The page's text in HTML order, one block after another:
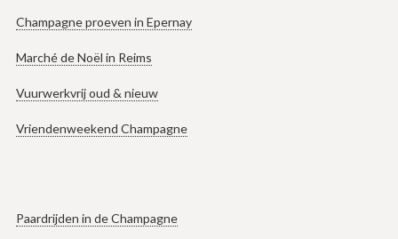
Champagne proeven in Epernay
Marché de Noël in Reims
Vuurwerkvrij oud & nieuw
Vriendenweekend Champagne
Paardrijden in de Champagne